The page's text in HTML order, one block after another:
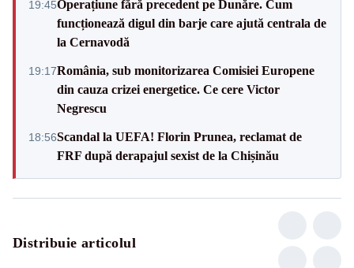
19:45Operațiune fără precedent pe Dunăre. Cum
funcționează digul din barje care ajută centrala de
la Cernavodă
19:17România, sub monitorizarea Comisiei Europene
din cauza crizei energetice. Ce cere Victor
Negrescu
18:56Scandal la UEFA! Florin Prunea, reclamat de
FRF după derapajul sexist de la Chișinău
Distribuie articolul